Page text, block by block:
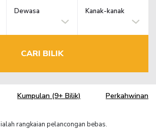
Dewasa Kanak-kanak
CARI BILIK
Kumpulan (9+ Bilik) Perkahwinan
ialah rangkaian pelancongan bebas.